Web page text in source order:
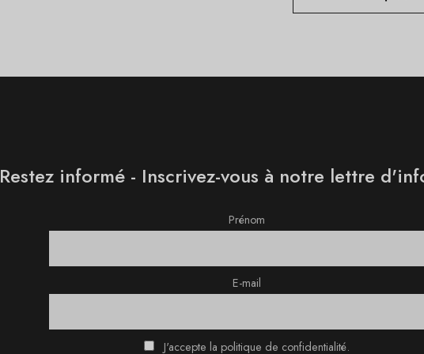
Restez informé - Inscrivez-vous à notre lettre
Prénom
E-mail
J'accepte la politique de confidentialité.